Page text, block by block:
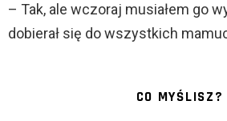
– Tak, ale wczoraj musiałem go
dobierał się do wszystkich
CO MYŚLISZ?